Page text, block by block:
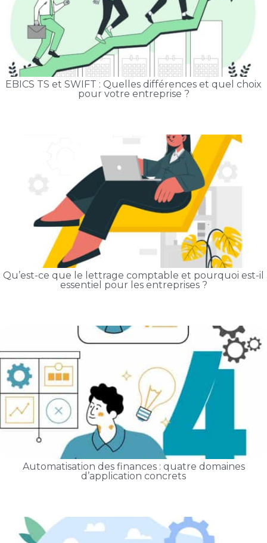
EBICS TS et SWIFT : Quelles différences et quel choix
pour votre entreprise ?
Qu’est-ce que le lettrage comptable et pourquoi est-il
essentiel pour les entreprises ?
Automatisation des finances : quatre domaines
d’application concrets